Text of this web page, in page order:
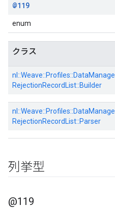
@119
enum
クラス
nl::Weave::Profiles::
RejectionRecordList::Builder
nl::Weave::Profiles::
RejectionRecordList::Parser
列挙型
@119